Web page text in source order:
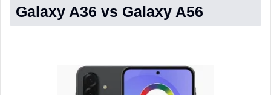
Galaxy A36 vs Galaxy A56